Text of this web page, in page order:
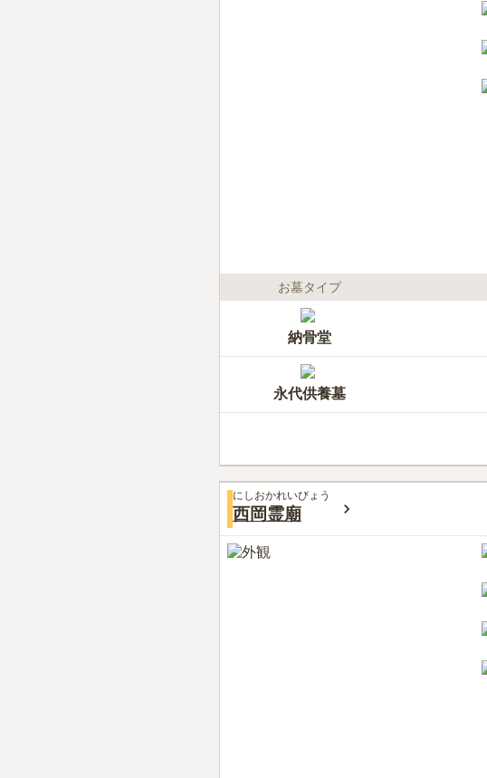
お墓タイプ
納骨堂
永代供養墓
にしおかれいびょう
西岡霊廟